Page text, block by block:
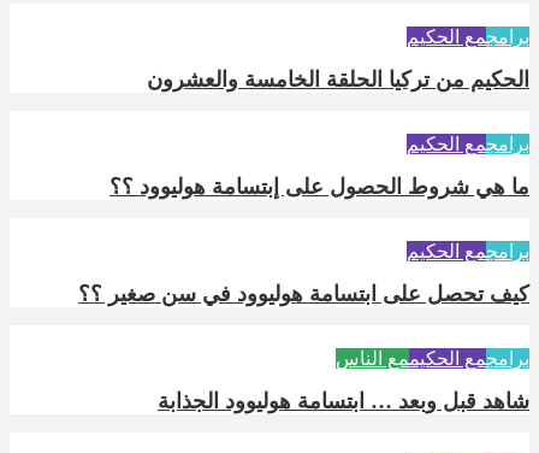
برامجمع الحكيم
الحكيم من تركيا الحلقة الخامسة والعشرون
برامجمع الحكيم
ما هي شروط الحصول على إبتسامة هوليوود ؟؟
برامجمع الحكيم
كيف تحصل على ابتسامة هوليوود في سن صغير ؟؟
برامجمع الحكيممع الناس
شاهد قبل وبعد … ابتسامة هوليوود الجذابة